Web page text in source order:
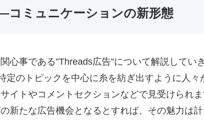
ミュニケーションの新形態
心事である”Threads広告”について解説していき
定のトピックを中心に糸を紡ぎ出すように人々
イトやコメントセクションなどで見受けられ
新たな広告機会となるとすれば、その魅力は計